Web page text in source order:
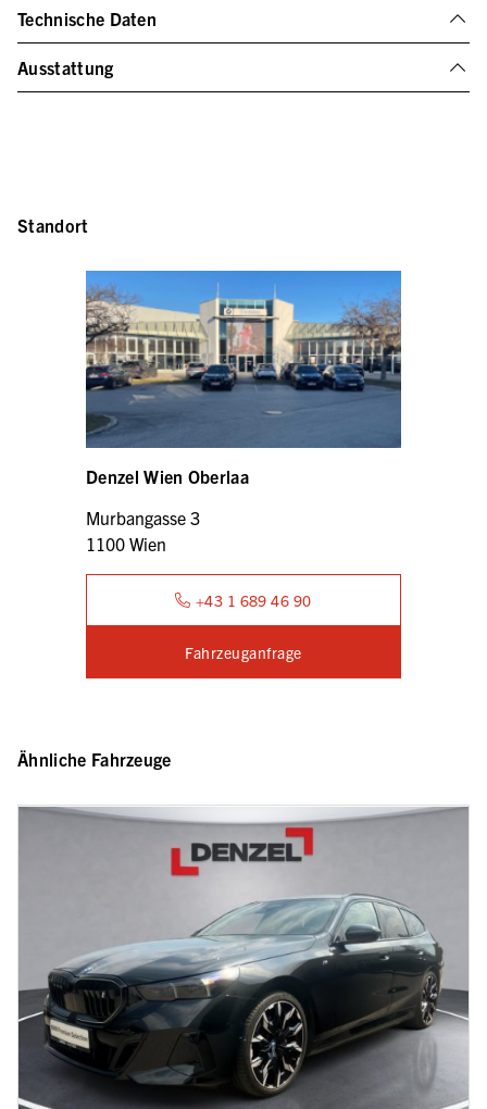
Technische Daten
Ausstattung
Standort
Denzel Wien Oberlaa
Murbangasse 3
1100 Wien
+43 1 689 46 90
Fahrzeuganfrage
Ähnliche Fahrzeuge